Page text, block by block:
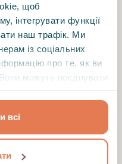
щоб
інтегрувати функції
наш трафік. Ми
із соціальних
про те, як ви
можуть поєднувати
їхніми
всі
Каразіна —
спеціальністю
транзакційного
як методу